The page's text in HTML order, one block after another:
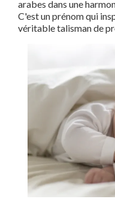
arabes dans une
C'est un prénom qui
véritable talisman de